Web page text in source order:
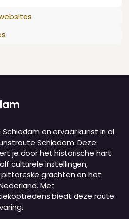
en ervaar kunst in al
Schiedam. Deze
je door het historische hart
culturele instellingen,
grachten en het
Met
biedt deze route